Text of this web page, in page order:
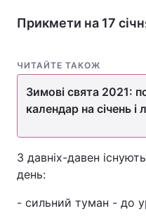
Прикмети на 17
ЧИТАЙТЕ ТАКОЖ
Зимові свята 2021:
календар на січень і
З давніх-давен
день:
- сильний туман - до